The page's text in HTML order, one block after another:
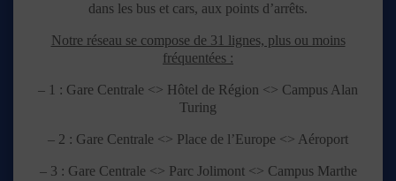
dans les bus et cars, aux points d’arrêts.
Notre réseau se compose de 31 lignes, plus ou moins
fréquentées :
– 1 : Gare Centrale <> Hôtel de Région <> Campus Alan
Turing
– 2 : Gare Centrale <> Place de l’Europe <> Aéroport
– 3 : Gare Centrale <> Parc Jolimont <> Campus Marthe